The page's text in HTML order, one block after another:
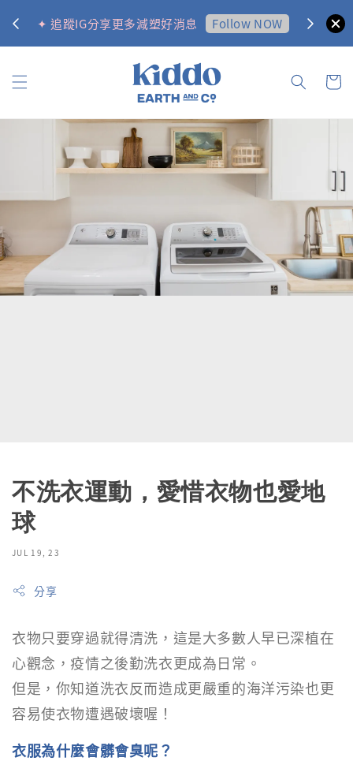
✦ 追蹤IG分享更多減塑好消息 Follow NOW ✦ 訂購
不洗衣運動，愛惜衣物也愛地
球
JUL 19, 23
分享
衣物只要穿過就得清洗，這是大多數人早已深植在
心觀念，疫情之後勤洗衣更成為日常。
但是，你知道洗衣反而造成更嚴重的海洋污染也更
容易使衣物遭遇破壞喔！
衣服為什麼會髒會臭呢？